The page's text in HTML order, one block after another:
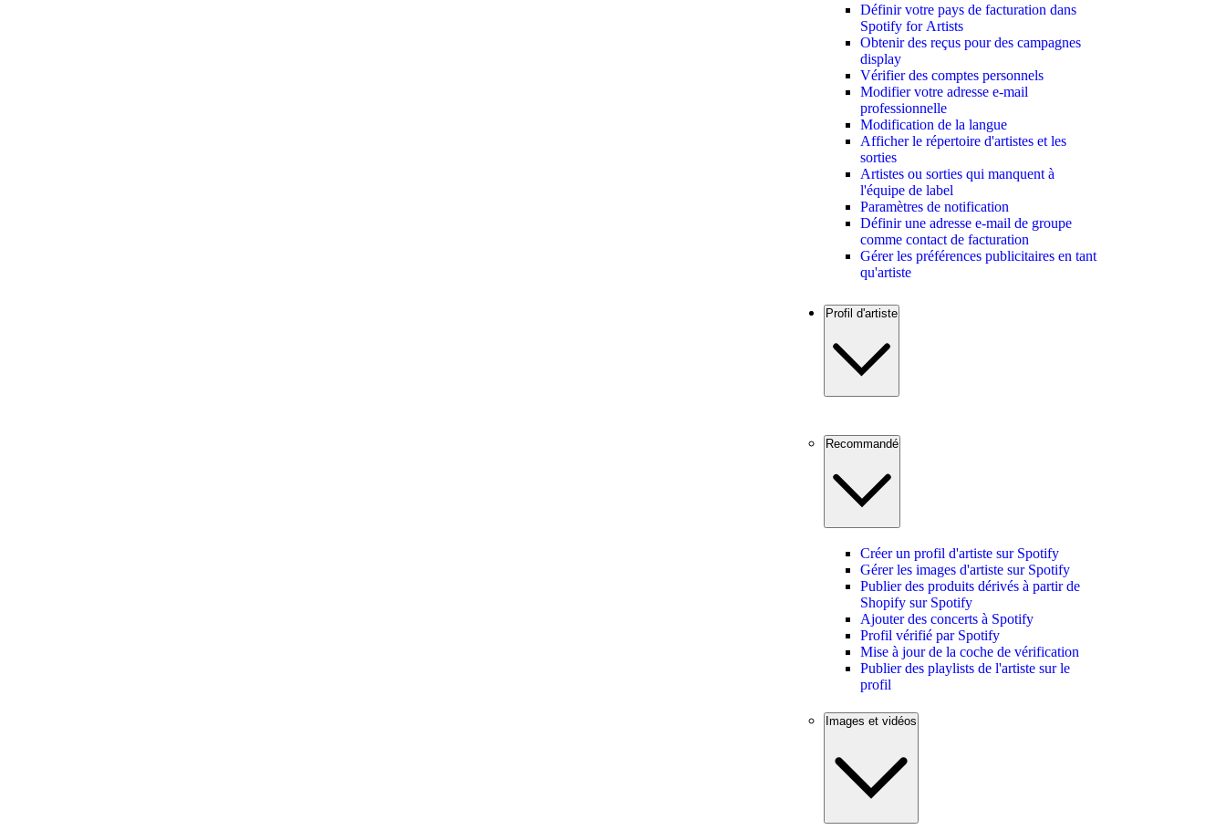
Définir votre pays de facturation dans
Spotify for Artists
Obtenir des reçus pour des campagnes
display
Vérifier des comptes personnels
Modifier votre adresse e-mail
professionnelle
Modification de la langue
Afficher le répertoire d'artistes et les
sorties
Artistes ou sorties qui manquent à
l'équipe de label
Paramètres de notification
Définir une adresse e-mail de groupe
comme contact de facturation
Gérer les préférences publicitaires en tant
qu'artiste
Profil d'artiste
Recommandé
Créer un profil d'artiste sur Spotify
Gérer les images d'artiste sur Spotify
Publier des produits dérivés à partir de
Shopify sur Spotify
Ajouter des concerts à Spotify
Profil vérifié par Spotify
Mise à jour de la coche de vérification
Publier des playlists de l'artiste sur le
profil
Images et vidéos